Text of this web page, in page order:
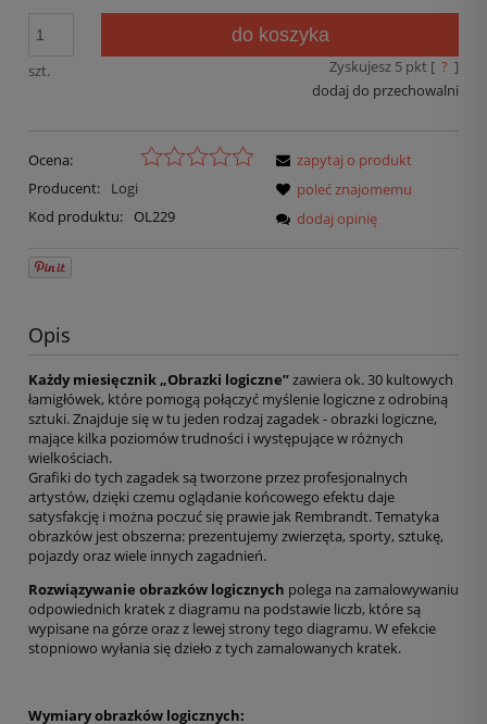
szt.
do koszyka
Zyskujesz 5pkt [ ? ]
dodaj do przechowalni
Ocena:
Producent:
Logi
Kod produktu:
OL229
zapytaj o produkt
poleć znajomemu
dodaj opinię
Opis
Każdy miesięcznik „Obrazki logiczne”zawiera ok. 30 kultowych
łamigłówek, które pomogą połączyć myślenie logiczne z odrobiną
sztuki. Znajduje się w tu jeden rodzaj zagadek - obrazki logiczne,
mające kilka poziomów trudności i występujące w różnych
wielkościach.
Grafiki do tych zagadek są tworzone przez profesjonalnych
artystów, dzięki czemu oglądanie końcowego efektu daje
satysfakcję i można poczuć się prawie jak Rembrandt. Tematyka
obrazków jest obszerna: prezentujemy zwierzęta, sporty, sztukę,
pojazdy oraz wiele innych zagadnień.
Rozwiązywanie obrazków logicznych polega na zamalowywaniu
odpowiednich kratek z diagramu na podstawie liczb, które są
wypisane na górze oraz z lewej strony tego diagramu. W efekcie
stopniowo wyłania się dzieło z tych zamalowanych kratek.
Wymiary obrazków logicznych: